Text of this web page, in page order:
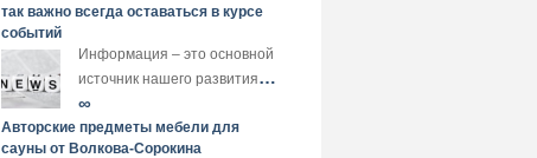
так важно всегда оставаться в курсе
событий
Информация – это основной
источник нашего развития…
∞
Авторские предметы мебели для
сауны от Волкова-Сорокина